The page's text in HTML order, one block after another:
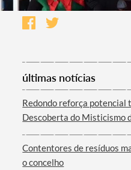
últimas notícias
Redondo reforça potencial
Descoberta do Misticismo
Contentores de resíduos
o concelho